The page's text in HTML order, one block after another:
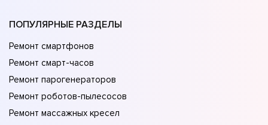
ПОПУЛЯРНЫЕ РАЗДЕЛЫ
Ремонт смартфонов
Ремонт смарт-часов
Ремонт парогенераторов
Ремонт роботов-пылесосов
Ремонт массажных кресел